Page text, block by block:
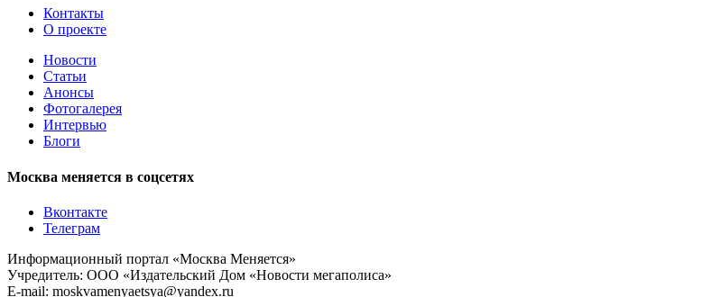
Контакты
О проекте
Новости
Статьи
Анонсы
Фотогалерея
Интервью
Блоги
Москва меняется в соцсетях
Вконтакте
Телеграм
Информационный портал «Москва Меняется»
Учредитель: ООО «Издательский Дом «Новости мегаполиса»
E-mail: moskvamenyaetsya@yandex.ru